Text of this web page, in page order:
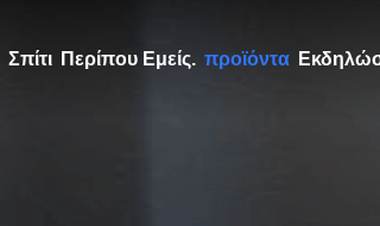
Σπίτι Περίπου Εμείς. προϊόντα